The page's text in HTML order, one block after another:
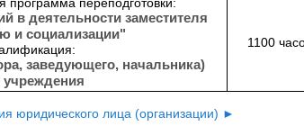
в деятельности заместителя
и социализации"
заведующего, начальника)
учреждения
1100
юридического лица (организации) ►